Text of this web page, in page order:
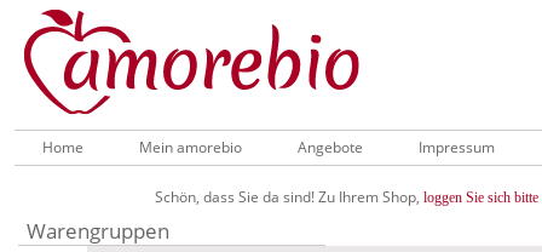
Home Mein amorebio Angebote Impressum
Schön, dass Sie da sind! Zu Ihrem Shop, loggen Sie sich bitte
Warengruppen